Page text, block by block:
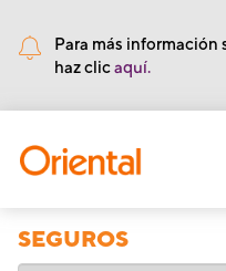
Para más información
haz clicaquí.
• Núm de Ruta y
SEGUROS